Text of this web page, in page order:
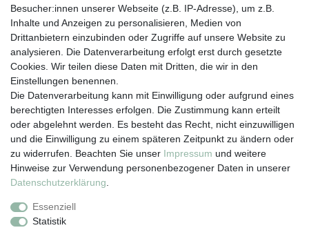
Vertrag widerrufen
Besucher:innen unserer Webseite (z.B. IP-Adresse), um z.B.
Inhalte und Anzeigen zu personalisieren, Medien von
Drittanbietern einzubinden oder Zugriffe auf unsere Website zu
analysieren. Die Datenverarbeitung erfolgt erst durch gesetzte
Cookies. Wir teilen diese Daten mit Dritten, die wir in den
Einstellungen benennen.
Die Datenverarbeitung kann mit Einwilligung oder aufgrund eines
berechtigten Interesses erfolgen. Die Zustimmung kann erteilt
oder abgelehnt werden. Es besteht das Recht, nicht einzuwilligen
und die Einwilligung zu einem späteren Zeitpunkt zu ändern oder
zu widerrufen. Beachten Sie unser Impressum und weitere
Hinweise zur Verwendung personenbezogener Daten in unserer
Daten­schutz­erklärung
Essenziell
Statistik